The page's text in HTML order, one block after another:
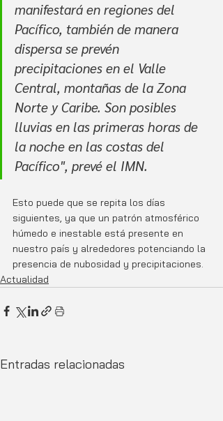
manifestará en regiones del
Pacífico, también de manera
dispersa se prevén
precipitaciones en el Valle
Central, montañas de la Zona
Norte y Caribe. Son posibles
lluvias en las primeras horas de
la noche en las costas del
Pacífico", prevé el IMN.
Esto puede que se repita los días
siguientes, ya que un patrón atmosférico
húmedo e inestable está presente en
nuestro país y alrededores potenciando la
presencia de nubosidad y precipitaciones.
Actualidad
Entradas relacionadas